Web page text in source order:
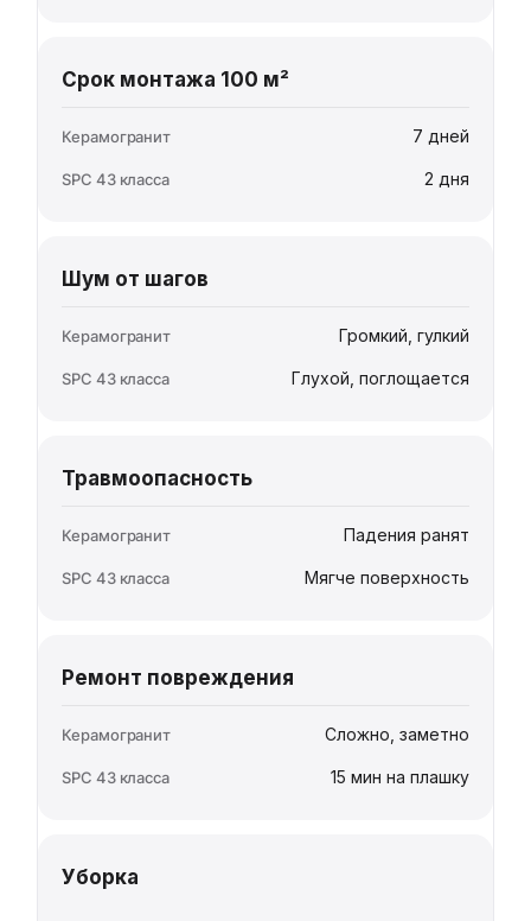
Срок монтажа 100 м²
7 дней
2 дня
Шум от шагов
Громкий, гулкий
Глухой, поглощается
Травмоопасность
Падения ранят
Мягче поверхность
Ремонт повреждения
Сложно, заметно
15 мин на плашку
Уборка